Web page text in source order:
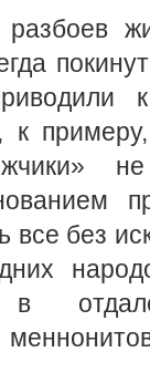
к
все без